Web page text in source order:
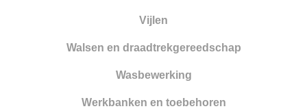
Vijlen
Walsen en draadtrekgereedschap
Wasbewerking
Werkbanken en toebehoren